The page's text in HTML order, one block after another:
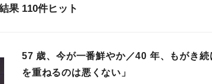
果 110件ヒット
57 歳、今が一番鮮やか／40 年、もがき
を重ねるのは悪くない」